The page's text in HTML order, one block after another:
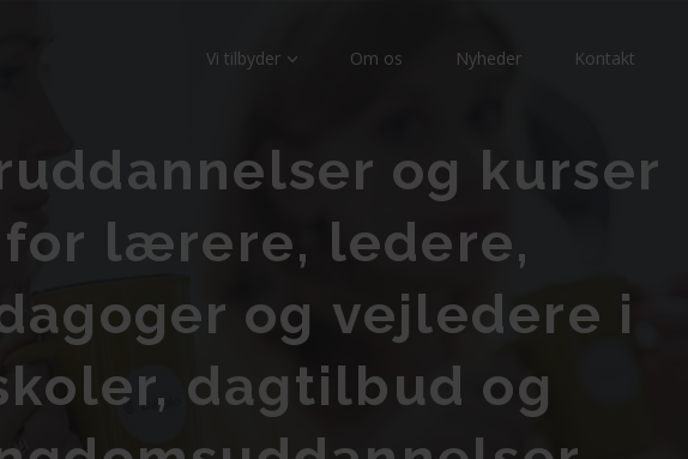
Vi tilbyder Om os Nyheder Kontakt
og kurser
for lærere, ledere,
og vejledere i
dagtilbud og